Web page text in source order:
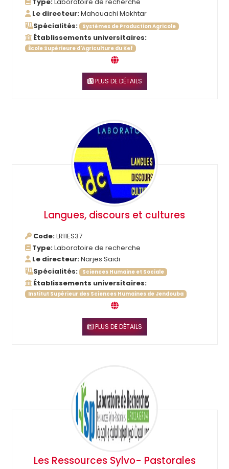
Type:Laboratoire de recherche
Le directeur:Mahouachi Mokhtar
Spécialités:
Systèmes de Production Agricole
Établissements universitaires:
École Supérieure d'Agriculture du Kef
PLUS DE DÉTAILS
Langues, discours et cultures
Code:LR11ES37
Type:Laboratoire de recherche
Le directeur:Narjes Saidi
Spécialités:
Sciences Humaine et Sociale
Établissements universitaires:
Institut Supérieur des Sciences Humaines de Jendouba
PLUS DE DÉTAILS
Les Ressources Sylvo- Pastorales